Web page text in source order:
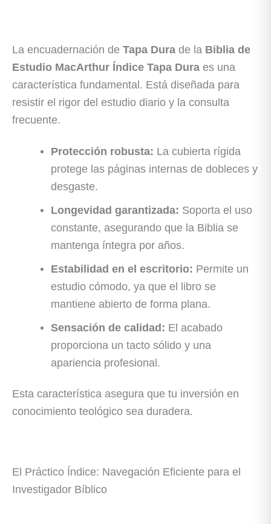
La encuadernación de Tapa Dura de la Biblia de
Estudio MacArthur Índice Tapa Dura es una
característica fundamental. Está diseñada para
resistir el rigor del estudio diario y la consulta
frecuente.
Protección robusta: La cubierta rígida
protege las páginas internas de dobleces y
desgaste.
Longevidad garantizada: Soporta el uso
constante, asegurando que la Biblia se
mantenga íntegra por años.
Estabilidad en el escritorio: Permite un
estudio cómodo, ya que el libro se
mantiene abierto de forma plana.
Sensación de calidad: El acabado
proporciona un tacto sólido y una
apariencia profesional.
Esta característica asegura que tu inversión en
conocimiento teológico sea duradera.
El Práctico Índice: Navegación Eficiente para el
Investigador Bíblico